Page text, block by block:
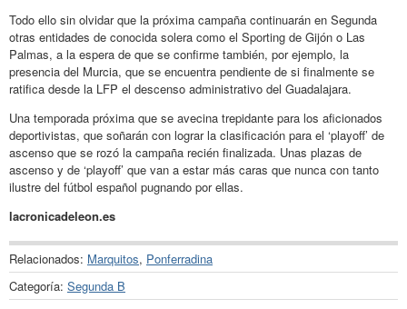
Todo ello sin olvidar que la próxima campaña continuarán en Segunda
otras entidades de conocida solera como el Sporting de Gijón o Las
Palmas, a la espera de que se confirme también, por ejemplo, la
presencia del Murcia, que se encuentra pendiente de si finalmente se
ratifica desde la LFP el descenso administrativo del Guadalajara.
Una temporada próxima que se avecina trepidante para los aficionados
deportivistas, que soñarán con lograr la clasificación para el ‘playoff’ de
ascenso que se rozó la campaña recién finalizada. Unas plazas de
ascenso y de ‘playoff’ que van a estar más caras que nunca con tanto
ilustre del fútbol español pugnando por ellas.
lacronicadeleon.es
Relacionados: Marquitos, Ponferradina
Categoría: Segunda B